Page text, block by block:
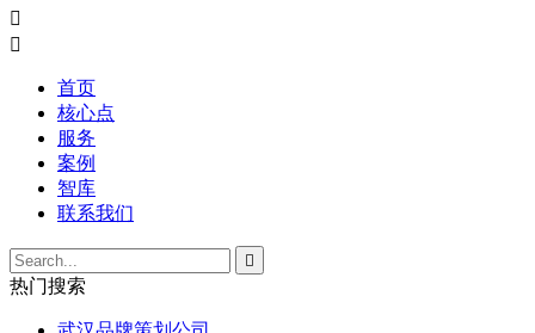


首页
核心点
服务
案例
智库
联系我们

热门搜索